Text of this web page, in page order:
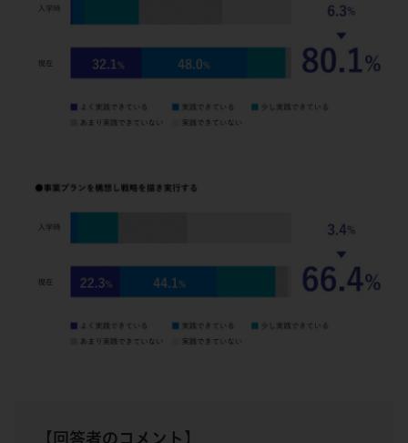
【回答者のコメント】